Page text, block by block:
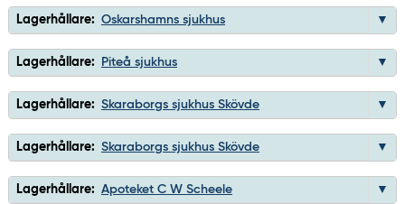
Lagerhållare: Oskarshamns sjukhus
Lagerhållare: Piteå sjukhus
Lagerhållare: Skaraborgs sjukhus Skövde
Lagerhållare: Skaraborgs sjukhus Skövde
Lagerhållare: Apoteket C W Scheele